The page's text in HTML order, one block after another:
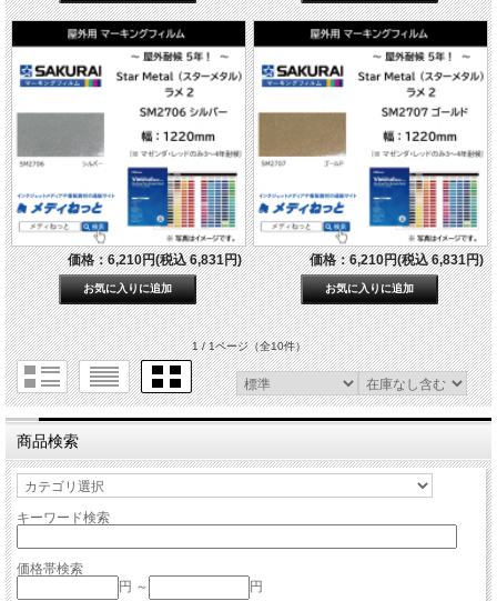
価格：6,210円(税込 6,831円) 価格：6,210円(税込 6,831円)
1 / 1ページ（全10件）
商品検索
キーワード検索
価格帯検索
円 ～
円